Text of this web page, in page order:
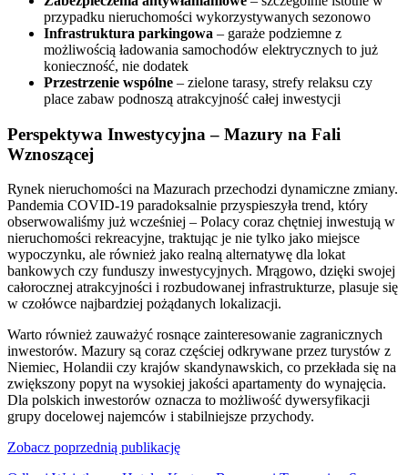
przypadku nieruchomości wykorzystywanych sezonowo
Infrastruktura parkingowa – garaże podziemne z
możliwością ładowania samochodów elektrycznych to już
konieczność, nie dodatek
Przestrzenie wspólne – zielone tarasy, strefy relaksu czy
place zabaw podnoszą atrakcyjność całej inwestycji
Perspektywa Inwestycyjna – Mazury na Fali
Wznoszącej
Rynek nieruchomości na Mazurach przechodzi dynamiczne zmiany.
Pandemia COVID-19 paradoksalnie przyspieszyła trend, który
obserwowaliśmy już wcześniej – Polacy coraz chętniej inwestują w
nieruchomości rekreacyjne, traktując je nie tylko jako miejsce
wypoczynku, ale również jako realną alternatywę dla lokat
bankowych czy funduszy inwestycyjnych. Mrągowo, dzięki swojej
całorocznej atrakcyjności i rozbudowanej infrastrukturze, plasuje się
w czołówce najbardziej pożądanych lokalizacji.
Warto również zauważyć rosnące zainteresowanie zagranicznych
inwestorów. Mazury są coraz częściej odkrywane przez turystów z
Niemiec, Holandii czy krajów skandynawskich, co przekłada się na
zwiększony popyt na wysokiej jakości apartamenty do wynajęcia.
Dla polskich inwestorów oznacza to możliwość dywersyfikacji
grupy docelowej najemców i stabilniejsze przychody.
Nawigacja
Zobacz poprzednią publikację